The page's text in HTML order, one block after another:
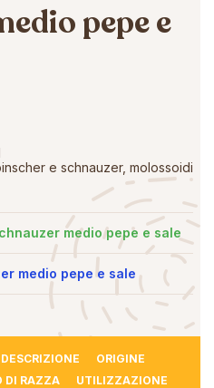
pepe e
e schnauzer, molossoidi
medio pepe e sale
medio pepe e sale
DESCRIZIONE
ORIGINE
DI RAZZA
UTILIZZAZIONE